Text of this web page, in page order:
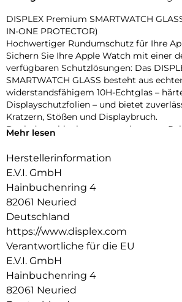
DISPLEX Premium SMARTWATCH
IN-ONE PROTECTOR)
Hochwertiger Rundumschutz für Ihre
Sichern Sie Ihre Apple Watch mit einer
verfügbaren Schutzlösungen: Das
SMARTWATCH GLASS besteht aus
widerstandsfähigem 10H-Echtglas –
Displayschutzfolien – und bietet
Kratzern, Stößen und Displaybruch.
Dank des schlanken, matt-schwarzen
sondern das gesamte Gehäuse
umlaufende Dichtung sorgt für eine
die Uhr effektiv vor Wasser und Staub
sportliche Aktivitäten, Outdoor-Einsätze
Gebrauch.
Eine High-Tech-Anti-Fingerprint-
Fingerabdrücke und erleichtert die
reaktionsschnelle Touch- und Button-
erhalten bleibt. Die Uhr lässt sich zudem
ohne den Schutz entfernen zu müssen.
Technologie ist die Montage ebenso
Mehr lesen
Herstellerinformation
E.V.I. GmbH
Hainbuchenring 4
82061 Neuried
Deutschland
https://www.displex.com
Verantwortliche für die EU
E.V.I. GmbH
Hainbuchenring 4
82061 Neuried